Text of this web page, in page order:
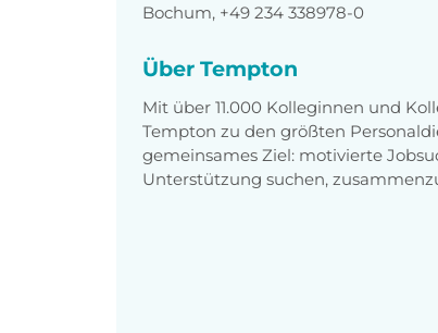
Bochum, +49 234 338978-0
Über Tempton
Mit über 11.000 Kolleginnen und
Tempton zu den größten
gemeinsames Ziel: motivierte
Unterstützung suchen,